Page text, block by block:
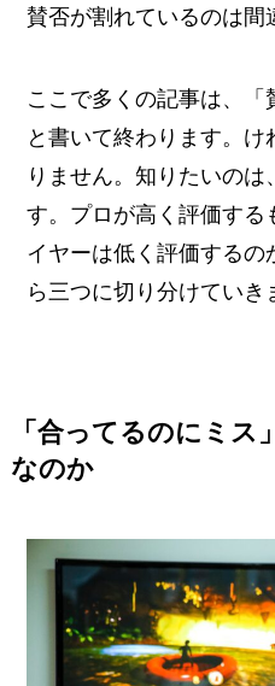
賛否が割れているのは間
ここで多くの記事は、「
と書いて終わります。
りません。知りたいの
す。プロが高く評価する
イヤーは低く評価する
ら三つに切り分けていき
「合ってるのにミス
なのか